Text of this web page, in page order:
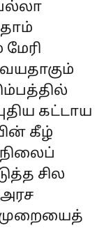
கட்டாய
கீழ்
சில